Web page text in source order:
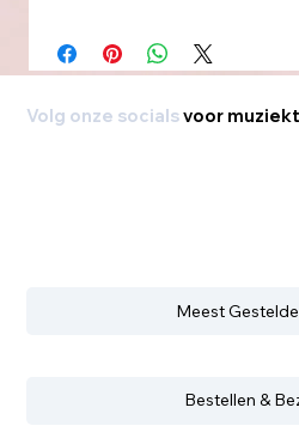
Volg onze socialsvoor
Meest
Bestellen &